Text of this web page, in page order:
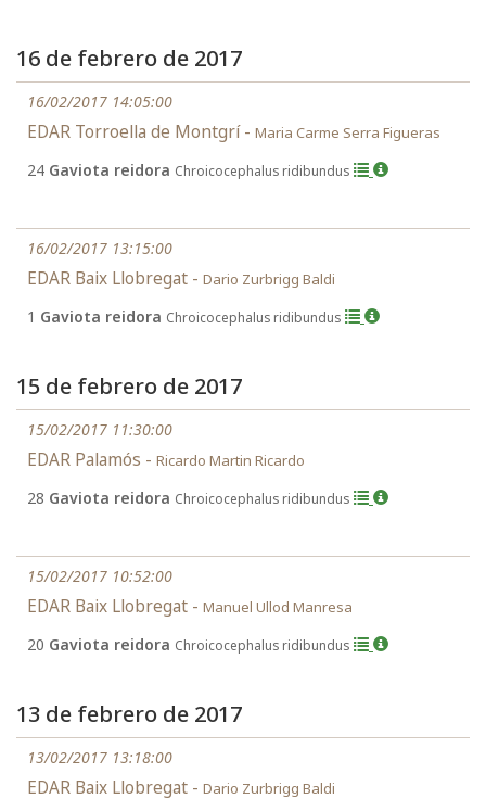
16 de febrero de 2017
16/02/2017 14:05:00
EDAR Torroella de Montgrí - Maria Carme Serra Figueras
24 Gaviota reidora Chroicocephalus ridibundus
16/02/2017 13:15:00
EDAR Baix Llobregat - Dario Zurbrigg Baldi
1 Gaviota reidora Chroicocephalus ridibundus
15 de febrero de 2017
15/02/2017 11:30:00
EDAR Palamós - Ricardo Martin Ricardo
28 Gaviota reidora Chroicocephalus ridibundus
15/02/2017 10:52:00
EDAR Baix Llobregat - Manuel Ullod Manresa
20 Gaviota reidora Chroicocephalus ridibundus
13 de febrero de 2017
13/02/2017 13:18:00
EDAR Baix Llobregat - Dario Zurbrigg Baldi